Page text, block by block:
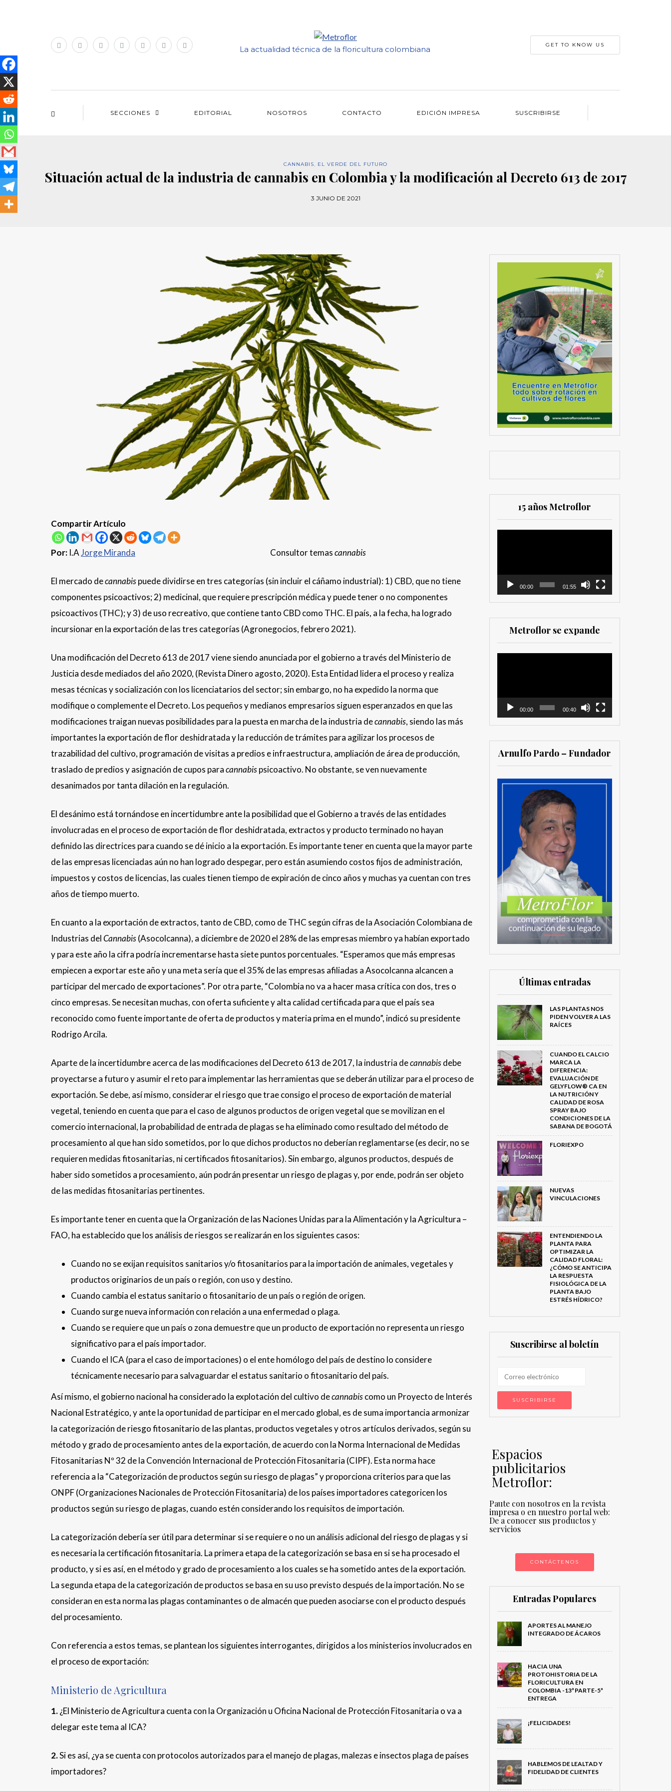
La actualidad técnica de la floricultura colombiana GET TO KNOW US
SECCIONES EDITORIAL NOSOTROS CONTACTO EDICIÓN IMPRESA SUSCRIBIRSE
CANNABIS, EL VERDE DEL FUTURO
Situación actual de la industria de cannabis en Colombia y la modificación al Decreto 613 de 2017
3 JUNIO DE 2021
Compartir Artículo
Por: I.AJorge Miranda Consultor temascannabis
El mercado decannabispuede dividirse en tres categorías (sin incluir el cáñamo industrial): 1) CBD, que no tiene
componentes psicoactivos; 2) medicinal, que requiere prescripción médica y puede tener o no componentes
psicoactivos (THC); y 3) de uso recreativo, que contiene tanto CBD como THC. El país, a la fecha, ha logrado
incursionar en la exportación de las tres categorías (Agronegocios, febrero 2021).
Una modificación del Decreto 613 de 2017 viene siendo anunciada por el gobierno a través del Ministerio de
Justicia desde mediados del año 2020, (Revista Dinero agosto, 2020). Esta Entidad lidera el proceso y realiza
mesas técnicas y socialización con los licenciatarios del sector; sin embargo, no ha expedido la norma que
modifique o complemente el Decreto. Los pequeños y medianos empresarios siguen esperanzados en que las
modificaciones traigan nuevas posibilidades para la puesta en marcha de la industria decannabis, siendo las más
importantes la exportación de flor deshidratada y la reducción de trámites para agilizar los procesos de
trazabilidad del cultivo, programación de visitas a predios e infraestructura, ampliación de área de producción,
traslado de predios y asignación de cupos paracannabispsicoactivo. No obstante, se ven nuevamente
desanimados por tanta dilación en la regulación.
El desánimo está tornándose en incertidumbre ante la posibilidad que el Gobierno a través de las entidades
involucradas en el proceso de exportación de flor deshidratada, extractos y producto terminado no hayan
definido las directrices para cuando se dé inicio a la exportación. Es importante tener en cuenta que la mayor parte
de las empresas licenciadas aún no han logrado despegar, pero están asumiendo costos fijos de administración,
impuestos y costos de licencias, las cuales tienen tiempo de expiración de cinco años y muchas ya cuentan con tres
años de tiempo muerto.
En cuanto a la exportación de extractos, tanto de CBD, como de THC según cifras de la Asociación Colombiana de
Industrias delCannabis(Asocolcanna), a diciembre de 2020 el 28% de las empresas miembro ya habían exportado
y para este año la cifra podría incrementarse hasta siete puntos porcentuales. “Esperamos que más empresas
empiecen a exportar este año y una meta sería que el 35% de las empresas afiliadas a Asocolcanna alcancen a
participar del mercado de exportaciones”. Por otra parte, “Colombia no va a hacer masa crítica con dos, tres o
cinco empresas. Se necesitan muchas, con oferta suficiente y alta calidad certificada para que el país sea
reconocido como fuente importante de oferta de productos y materia prima en el mundo”, indicó su presidente
Rodrigo Arcila.
Aparte de la incertidumbre acerca de las modificaciones del Decreto 613 de 2017, la industria decannabisdebe
proyectarse a futuro y asumir el reto para implementar las herramientas que se deberán utilizar para el proceso de
exportación. Se debe, así mismo, considerar el riesgo que trae consigo el proceso de exportación de material
vegetal, teniendo en cuenta que para el caso de algunos productos de origen vegetal que se movilizan en el
comercio internacional, la probabilidad de entrada de plagas se ha eliminado como resultado del método de
procesamiento al que han sido sometidos, por lo que dichos productos no deberían reglamentarse (es decir, no se
requieren medidas fitosanitarias, ni certificados fitosanitarios). Sin embargo, algunos productos, después de
haber sido sometidos a procesamiento, aún podrán presentar un riesgo de plagas y, por ende, podrán ser objeto
de las medidas fitosanitarias pertinentes.
Es importante tener en cuenta que la Organización de las Naciones Unidas para la Alimentación y la Agricultura –
FAO, ha establecido que los análisis de riesgos se realizarán en los siguientes casos:
Cuando no se exijan requisitos sanitarios y/o fitosanitarios para la importación de animales, vegetales y
productos originarios de un país o región, con uso y destino.
Cuando cambia el estatus sanitario o fitosanitario de un país o región de origen.
Cuando surge nueva información con relación a una enfermedad o plaga.
Cuando se requiere que un país o zona demuestre que un producto de exportación no representa un riesgo
significativo para el país importador.
Cuando el ICA (para el caso de importaciones) o el ente homólogo del país de destino lo considere
técnicamente necesario para salvaguardar el estatus sanitario o fitosanitario del país.
Así mismo, el gobierno nacional ha considerado la explotación del cultivo decannabiscomo un Proyecto de Interés
Nacional Estratégico, y ante la oportunidad de participar en el mercado global, es de suma importancia armonizar
la categorización de riesgo fitosanitario de las plantas, productos vegetales y otros artículos derivados, según su
método y grado de procesamiento antes de la exportación, de acuerdo con la Norma Internacional de Medidas
Fitosanitarias Nº 32 de la Convención Internacional de Protección Fitosanitaria (CIPF). Esta norma hace
referencia a la “Categorización de productos según su riesgo de plagas” y proporciona criterios para que las
ONPF (Organizaciones Nacionales de Protección Fitosanitaria) de los países importadores categoricen los
productos según su riesgo de plagas, cuando estén considerando los requisitos de importación.
La categorización debería ser útil para determinar si se requiere o no un análisis adicional del riesgo de plagas y si
es necesaria la certificación fitosanitaria. La primera etapa de la categorización se basa en si se ha procesado el
producto, y si es así, en el método y grado de procesamiento a los cuales se ha sometido antes de la exportación.
La segunda etapa de la categorización de productos se basa en su uso previsto después de la importación. No se
consideran en esta norma las plagas contaminantes o de almacén que pueden asociarse con el producto después
del procesamiento.
Con referencia a estos temas, se plantean los siguientes interrogantes, dirigidos a los ministerios involucrados en
el proceso de exportación:
Ministerio de Agricultura
1.¿El Ministerio de Agricultura cuenta con la Organización u Oficina Nacional de Protección Fitosanitaria o va a
delegar este tema al ICA?
2.Si es así, ¿ya se cuenta con protocolos autorizados para el manejo de plagas, malezas e insectos plaga de países
importadores?
15 años Metroflor
00:00 01:55
Metroflor se expande
00:00 00:40
Arnulfo Pardo – Fundador
Últimas entradas
LAS PLANTAS NOS
PIDEN VOLVER A LAS
RAÍCES
CUANDO EL CALCIO
MARCA LA
DIFERENCIA:
EVALUACIÓN DE
GELYFLOW® CA EN
LA NUTRICIÓN Y
CALIDAD DE ROSA
SPRAY BAJO
CONDICIONES DE LA
SABANA DE BOGOTÁ
FLORIEXPO
NUEVAS
VINCULACIONES
ENTENDIENDO LA
PLANTA PARA
OPTIMIZAR LA
CALIDAD FLORAL:
¿CÓMO SE ANTICIPA
LA RESPUESTA
FISIOLÓGICA DE LA
PLANTA BAJO
ESTRÉS HÍDRICO?
Suscribirse al boletín
Espacios
publicitarios
Metroflor:
Paute con nosotros en la revista
impresa o en nuestro portal web:
De a conocer sus productos y
servicios
CONTÁCTENOS
Entradas Populares
APORTES AL MANEJO
INTEGRADO DE ÁCAROS
HACIA UNA
PROTOHISTORIA DE LA
FLORICULTURA EN
COLOMBIA -13ª PARTE-5ª
ENTREGA
¡FELICIDADES!
HABLEMOS DE LEALTAD Y
FIDELIDAD DE CLIENTES